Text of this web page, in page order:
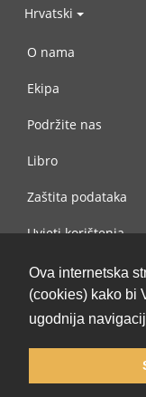
Ova internetska
(cookies) kako bi
ugodnija
Hrvatski
O nama
Ekipa
Podržite nas
Libro
Zaštita podataka
Uvjeti korištenja
Kontaktiraj nas
©